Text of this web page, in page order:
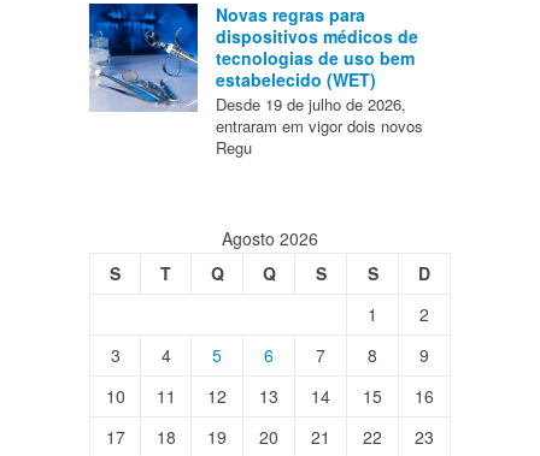
Novas regras para
dispositivos médicos de
tecnologias de uso bem
estabelecido (WET)
Desde 19 de julho de 2026,
entraram em vigor dois novos
Regu
Agosto 2026
S
T Q Q S S
D
1
2
3
4 5 6 7 8
9
10
11 12 13 14 15
16
17
18 19 20 21 22
23